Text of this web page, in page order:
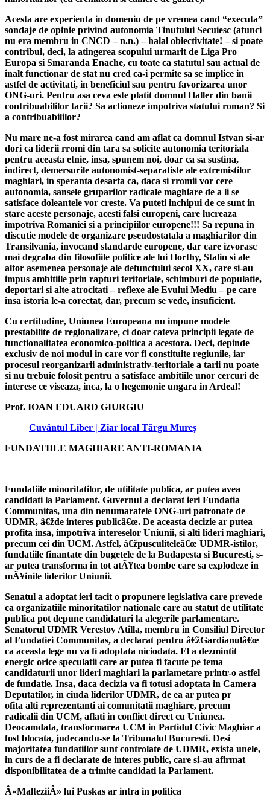
Acesta are experienta in domeniu de pe vremea cand “executa”
sondaje de opinie privind autonomia Tinutului Secuiesc (atunci
nu era membru in CNCD – n.n.) – halal obiectivitate! – si poate
contribui, deci, la atingerea scopului urmarit de Liga Pro
Europa si Smaranda Enache, cu toate ca statutul sau actual de
inalt functionar de stat nu cred ca-i permite sa se implice in
astfel de activitati, in beneficiul sau pentru favorizarea unor
ONG-uri. Pentru asa ceva este platit domnul Haller din banii
contribuabililor tarii? Sa actioneze impotriva statului roman? Si
a contribuabililor?
Nu mare ne-a fost mirarea cand am aflat ca domnul Istvan si-ar
dori ca liderii rromi din tara sa solicite autonomia teritoriala
pentru aceasta etnie, insa, spunem noi, doar ca sa sustina,
indirect, demersurile autonomist-separatiste ale extremistilor
maghiari, in speranta desarta ca, daca si rromii vor cere
autonomia, sansele gruparilor radicale maghiare de a li se
satisface doleantele vor creste. Va puteti inchipui de ce sunt in
stare aceste personaje, acesti falsi europeni, care lucreaza
impotriva Romaniei si a principiilor europene!!! Sa repuna in
discutie modele de organizare pseudostatala a maghiarilor din
Transilvania, invocand standarde europene, dar care izvorasc
mai degraba din filosofiile politice ale lui Horthy, Stalin si ale
altor asemenea personaje ale defunctului secol XX, care si-au
impus ambitiile prin rapturi teritoriale, schimburi de populatie,
deportari si alte atrocitati – reflexe ale Evului Mediu – pe care
insa istoria le-a corectat, dar, precum se vede, insuficient.
Cu certitudine, Uniunea Europeana nu impune modele
prestabilite de regionalizare, ci doar cateva principii legate de
functionalitatea economico-politica a acestora. Deci, depinde
exclusiv de noi modul in care vor fi constituite regiunile, iar
procesul reorganizarii administrativ-teritoriale a tarii nu poate
si nu trebuie folosit pentru a satisface ambitiile unor cercuri de
interese ce viseaza, inca, la o hegemonie ungara in Ardeal!
Prof. IOAN EDUARD GIURGIU
Cuvântul Liber | Ziar local Târgu Mureș
FUNDATIILE MAGHIARE ANTI-ROMANIA
Fundatiile minoritatilor, de utilitate publica, ar putea avea
candidati la Parlament. Guvernul a declarat ieri Fundatia
Communitas, una din nenumaratele ONG-uri patronate de
UDMR, â€žde interes publicâ€œ. De aceasta decizie ar putea
profita insa, impotriva intereselor Uniunii, si alti lideri maghiari,
precum cei din UCM. Astfel, â€žpusculiteleâ€œ UDMR-istilor,
fundatiile finantate din bugetele de la Budapesta si Bucuresti, s-
ar putea transforma in tot atÃ¥tea bombe care sa explodeze in
mÃ¥inile liderilor Uniunii.
Senatul a adoptat ieri tacit o propunere legislativa care prevede
ca organizatiile minoritatilor nationale care au statut de utilitate
publica pot depune candidaturi la alegerile parlamentare.
Senatorul UDMR Verestoy Atilla, membru in Consiliul Director
al Fundatiei Communitas, a declarat pentru â€žGardianulâ€œ
ca aceasta lege nu va fi adoptata niciodata. El a dezmintit
energic orice speculatii care ar putea fi facute pe tema
candidaturii unor lideri maghiari la parlametare printr-o astfel
de fundatie. Insa, daca decizia va fi totusi adoptata in Camera
Deputatilor, in ciuda liderilor UDMR, de ea ar putea pr
ofita alti reprezentanti ai comunitatii maghiare, precum
radicalii din UCM, aflati in conflict direct cu Uniunea.
Deocamdata, transformarea UCM in Partidul Civic Maghiar a
fost blocata, judecandu-se la Tribunalul Bucuresti. Desi
majoritatea fundatiilor sunt controlate de UDMR, exista unele,
in curs de a fi declarate de interes public, care si-au afirmat
disponibilitatea de a trimite candidati la Parlament.
Â«MalteziiÂ» lui Puskas ar intra in politica